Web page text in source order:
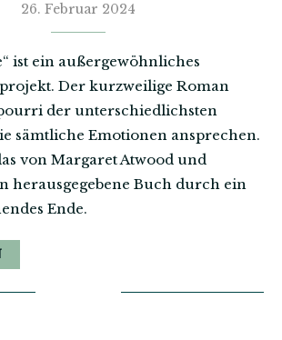
26. Februar 2024
ist ein außergewöhnliches
Der kurzweilige Roman
der unterschiedlichsten
sämtliche Emotionen ansprechen.
von Margaret Atwood und
herausgegebene Buch durch ein
Ende.